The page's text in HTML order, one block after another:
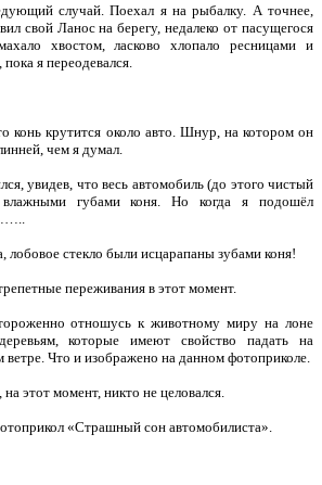
случай. Поехал я на рыбалку. А точнее,
свой Ланос на берегу, недалеко от пасущегося
хвостом, ласково хлопало ресницами и
я переодевался.
конь крутится около авто. Шнур, на котором он
чем я думал.
увидев, что весь автомобиль (до этого чистый
губами коня. Но когда я подошёл
лобовое стекло были исцарапаны зубами коня!
переживания в этот момент.
отношусь к животному миру на лоне
которые имеют свойство падать на
Что и изображено на данном фотоприколе.
этот момент, никто не целовался.
«Страшный сон автомобилиста».